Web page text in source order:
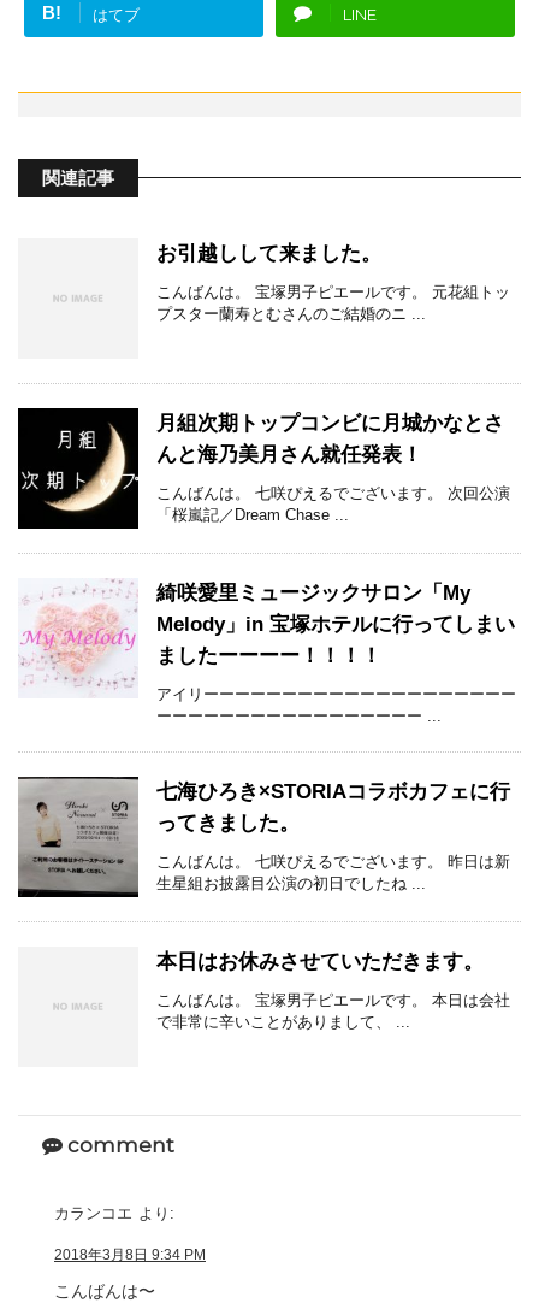
B! はてブ LINE
関連記事
お引越しして来ました。
こんばんは。 宝塚男子ピエールです。 元花組トッ
プスター蘭寿とむさんのご結婚のニ ...
月組次期トップコンビに月城かなとさ
んと海乃美月さん就任発表！
こんばんは。 七咲ぴえるでございます。 次回公演
「桜嵐記／Dream Chase ...
綺咲愛里ミュージックサロン「My
Melody」in 宝塚ホテルに行ってしまい
ましたーーーー！！！！
アイリーーーーーーーーーーーーーーーーーーーー
ーーーーーーーーーーーーーーーーー ...
七海ひろき×STORIAコラボカフェに行
ってきました。
こんばんは。 七咲ぴえるでございます。 昨日は新
生星組お披露目公演の初日でしたね ...
本日はお休みさせていただきます。
こんばんは。 宝塚男子ピエールです。 本日は会社
で非常に辛いことがありまして、 ...
comment
カランコエ より:
2018年3月8日 9:34 PM
こんばんは〜